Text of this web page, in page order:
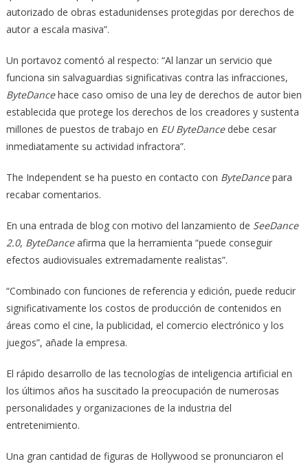
autorizado de obras estadunidenses protegidas por derechos de
autor a escala masiva”.
Un portavoz comentó al respecto: “Al lanzar un servicio que
funciona sin salvaguardias significativas contra las infracciones,
ByteDancehace caso omiso de una ley de derechos de autor bien
establecida que protege los derechos de los creadores y sustenta
millones de puestos de trabajo en EU ByteDancedebe cesar
inmediatamente su actividad infractora”.
The Independent se ha puesto en contacto con ByteDancepara
recabar comentarios.
En una entrada de blog con motivo del lanzamiento de SeeDance
2.0, ByteDanceafirma que la herramienta “puede conseguir
efectos audiovisuales extremadamente realistas”.
“Combinado con funciones de referencia y edición, puede reducir
significativamente los costos de producción de contenidos en
áreas como el cine, la publicidad, el comercio electrónico y los
juegos”, añade la empresa.
El rápido desarrollo de las tecnologías de inteligencia artificial en
los últimos años ha suscitado la preocupación de numerosas
personalidades y organizaciones de la industria del
entretenimiento.
Una gran cantidad de figuras de Hollywood se pronunciaron el